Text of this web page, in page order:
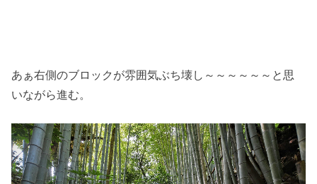
あぁ右側のブロックが雰囲気ぶち壊し～～～～～～と思
いながら進む。